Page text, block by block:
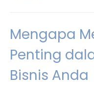
Mengapa
Penting
Bisnis Anda